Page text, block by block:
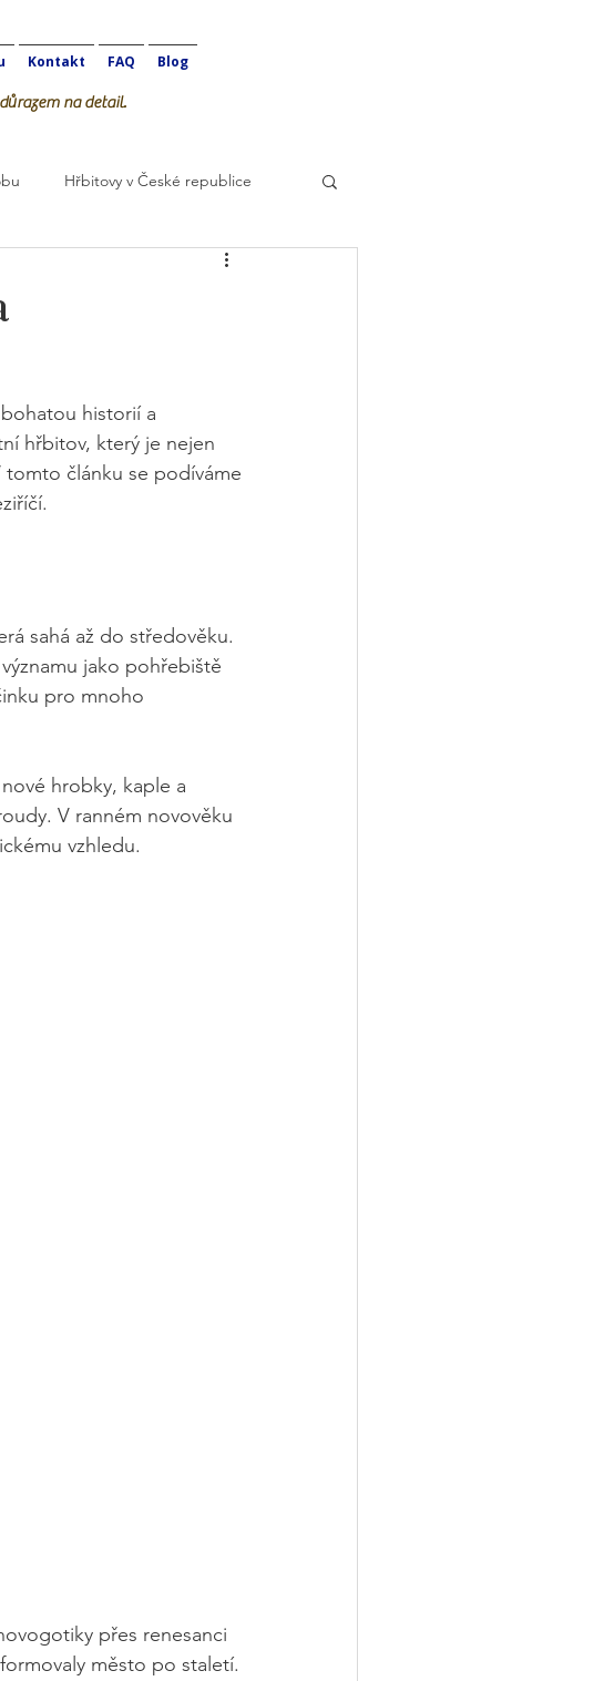
Kontakt FAQ Blog
na detail.
Hřbitovy v České republice
historií a
hřbitov, který je nejen
článku se podíváme
sahá až do středověku.
jako pohřebiště
pro mnoho
hrobky, kaple a
V ranném novověku
vzhledu.
přes renesanci
město po staletí.